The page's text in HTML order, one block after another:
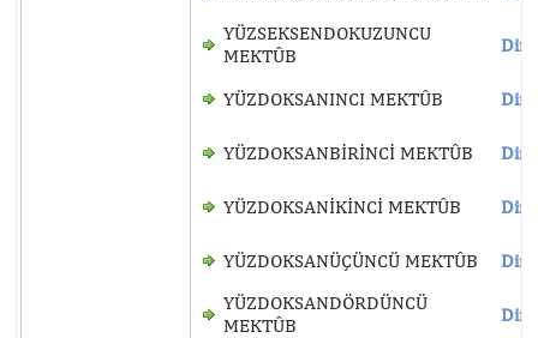
YÜZSEKSENDOKUZUNCU
MEKTÛB
YÜZDOKSANINCI MEKTÛB
YÜZDOKSANBİRİNCİ MEKTÛB
YÜZDOKSANİKİNCİ MEKTÛB
YÜZDOKSANÜÇÜNCÜ MEKTÛB
YÜZDOKSANDÖRDÜNCÜ
MEKTÛB